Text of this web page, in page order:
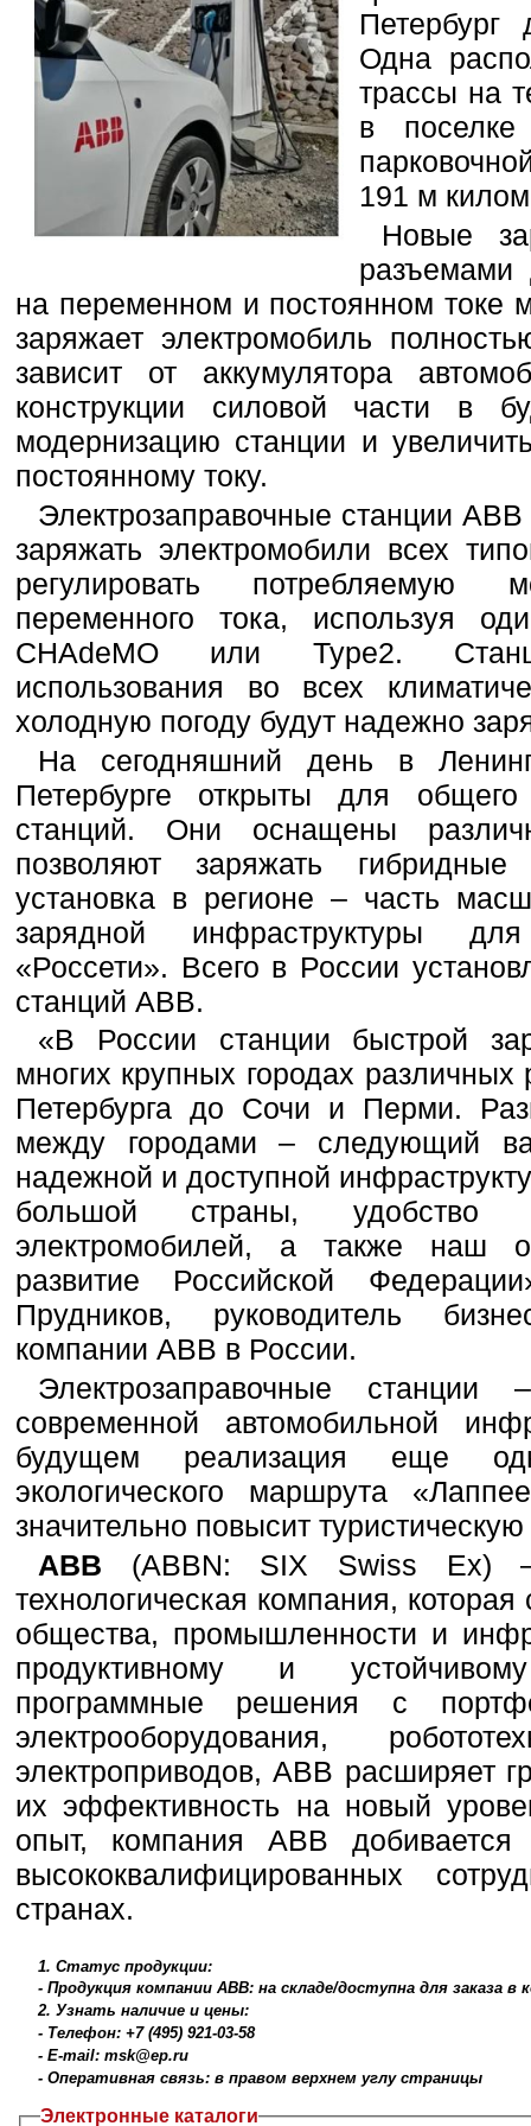
Одна
трассы на
в
191 м
Новые
разъемами
на переменном и постоянном токе
заряжает электромобиль
зависит от аккумулятора
конструкции силовой части в
модернизацию станции и
постоянному току.
Электрозаправочные станции
заряжать электромобили всех
регулировать потребляемую
переменного тока, используя
CHAdeMO или Type2.
использования во всех
холодную погоду будут надежно
На сегодняшний день в
Петербурге открыты для
станций. Они оснащены
позволяют заряжать
установка в регионе – часть
зарядной инфраструктуры
«Россети». Всего в России
станций ABB.
«В России станции быстрой
многих крупных городах
Петербурга до Сочи и Перми.
между городами – следующий
надежной и доступной
большой страны, удобство
электромобилей, а также наш
развитие Российской
Прудников, руководитель
компании ABB в России.
Электрозаправочные
современной автомобильной
будущем реализация еще
экологического маршрута
значительно повысит
ABB (ABBN: SIX Swiss Ex) –
технологическая компания,
общества, промышленности и
продуктивному и
программные решения с
электрооборудования,
электроприводов, ABB расширяет
их эффективность на новый
опыт, компания ABB
высококвалифицированных
странах.
1. Статус продукции:
- Продукция компании ABB: на складе/доступна для заказа
2. Узнать наличие и цены:
- Телефон: +7 (495) 921-03-58
- E-mail: msk@ep.ru
- Оперативная связь: в правом верхнем углу страницы
Электронные каталоги